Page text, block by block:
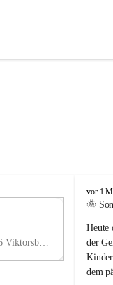
VHauptstraße 36, 6836 Viktorsberg, AUT
V
i
t
o
r
s
vor 1
🌞
Heute
der
dem